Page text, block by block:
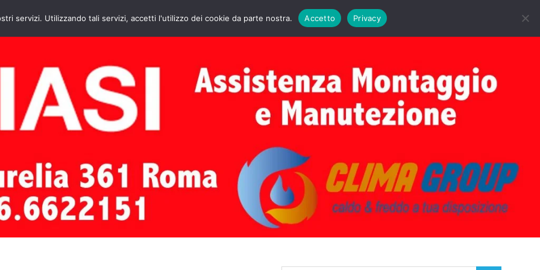
HOME CONTATTI ASSISTENZA CALDAIE BIASI PRIMA ACCENSIONE CALDAIE BIASI
servizi. Utilizzando tali servizi, accetti l'utilizzo dei cookie da parte nostra. Accetto Privacy